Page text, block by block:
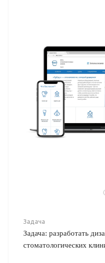
Задача
Задача: разработать
стоматологических